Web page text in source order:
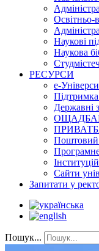
Освітньо-
Наукові
Наукова
РЕСУРСИ
е-
Підтримка
Державні
Поштовий
Сайти
Запитати у
Пошук...